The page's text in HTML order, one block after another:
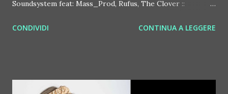
Soundsystem feat: Mass_Prod, Rufus, The Clover ::
http://www.myspace.com/benderbyetone Chapelier Fou ::
Deian :: http://www.myspace.com/deiansong Dixon ::
CONDIVIDI CONTINUA A LEGGERE